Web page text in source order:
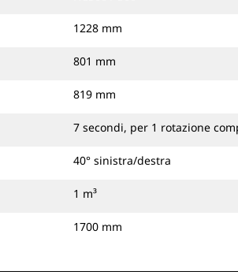
1228 mm
801 mm
819 mm
7 secondi, per 1 rotazione
40° sinistra/destra
1 m³
1700 mm